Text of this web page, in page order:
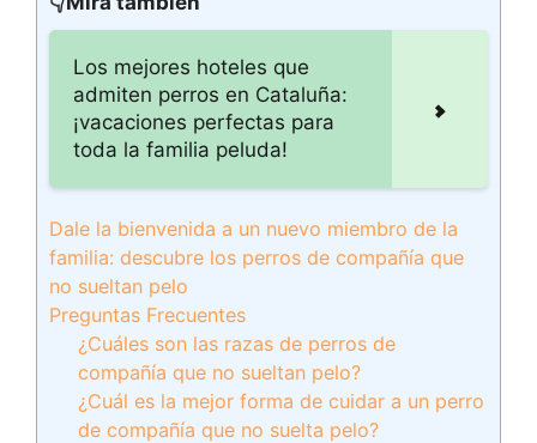
Los mejores hoteles que
admiten perros en Cataluña:
¡vacaciones perfectas para
toda la familia peluda!
Dale la bienvenida a un nuevo miembro de la
familia: descubre los perros de compañía que
no sueltan pelo
Preguntas Frecuentes
¿Cuáles son las razas de perros de
compañía que no sueltan pelo?
¿Cuál es la mejor forma de cuidar a un perro
de compañía que no suelta pelo?